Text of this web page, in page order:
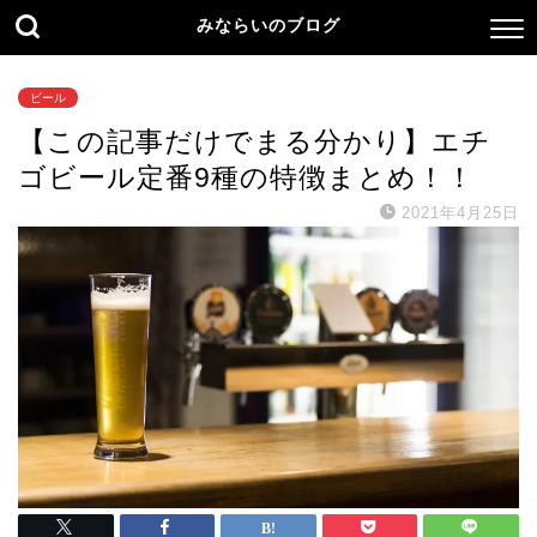
みならいのブログ
ビール
【この記事だけでまる分かり】エチ
ゴビール定番9種の特徴まとめ！！
2021年4月25日